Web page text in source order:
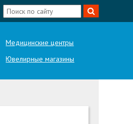
Медицинские центры
Ювелирные магазины